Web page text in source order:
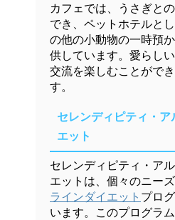
カフェでは、うさぎと
でき、ペットホテルと
の他の小動物の一時預
供しています。愛らし
交流を楽しむことがで
す。
セレンディピティ・ア
エット
セレンディピティ・ア
エットは、個々のニー
ラインダイエット プロ
います。このプログラム